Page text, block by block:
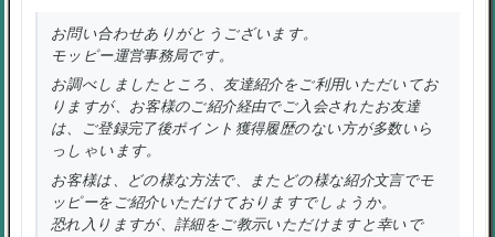
お問い合わせありがとうございます。
モッピー運営事務局です。
お調べしましたところ、友達紹介をご利用いただいてお
りますが、お客様のご紹介経由でご入会されたお友達
は、ご登録完了後ポイント獲得履歴のない方が多数いら
っしゃいます。
お客様は、どの様な方法で、またどの様な紹介文言でモ
ッピーをご紹介いただけておりますでしょうか。
恐れ入りますが、詳細をご教示いただけますと幸いで